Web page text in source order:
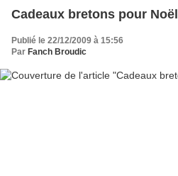
Cadeaux bretons pour Noël
Publié le 22/12/2009 à 15:56
Par Fanch Broudic